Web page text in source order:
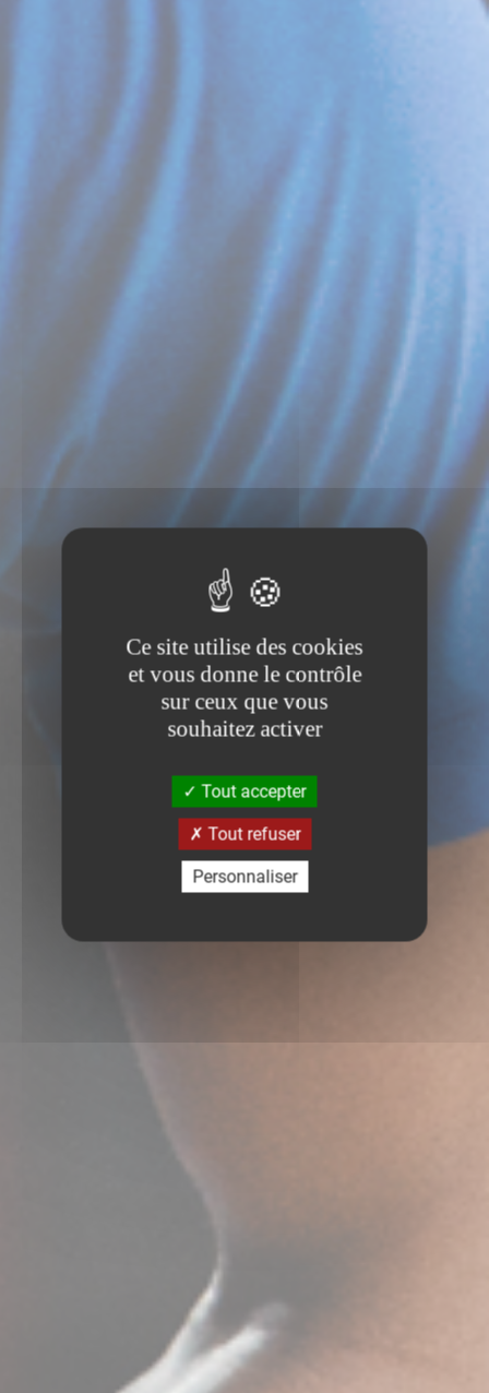
Ce site utilise des cookies
et vous donne le contrôle
sur ceux que vous
souhaitez activer
Tout accepter
Tout refuser
Personnaliser